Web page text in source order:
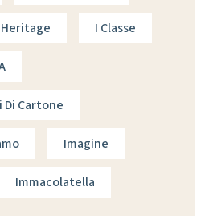
Heritage I Classe
Di Cartone
Imagine
Immacolatella